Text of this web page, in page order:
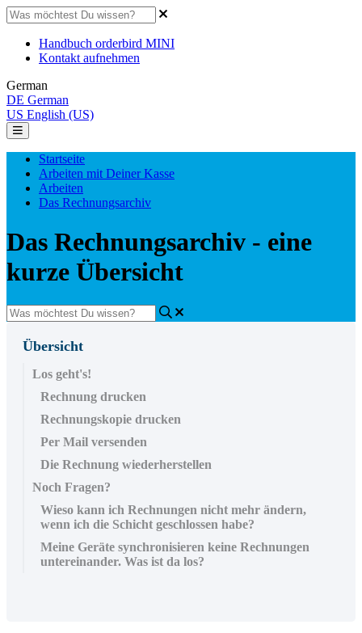
Handbuch orderbird MINI
Kontakt aufnehmen
German
DE German
US English (US)
Startseite
Arbeiten mit Deiner Kasse
Arbeiten
Das Rechnungsarchiv
Das Rechnungsarchiv - eine
kurze Übersicht
Übersicht
Los geht's!
Rechnung drucken
Rechnungskopie drucken
Per Mail versenden
Die Rechnung wiederherstellen
Noch Fragen?
Wieso kann ich Rechnungen nicht mehr ändern,
wenn ich die Schicht geschlossen habe?
Meine Geräte synchronisieren keine Rechnungen
untereinander. Was ist da los?